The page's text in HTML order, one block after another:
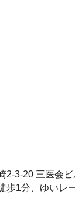
2-3-20 三医会
歩1分、ゆいレ